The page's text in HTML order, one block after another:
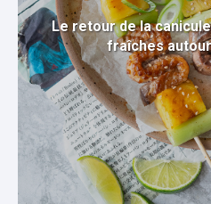
Le retour de la
fraîches